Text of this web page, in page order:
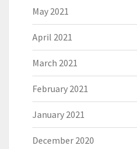
May 2021
April 2021
March 2021
February 2021
January 2021
December 2020